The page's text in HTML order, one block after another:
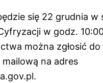
się 22 grudnia w
w godz.
można zgłosić do
na adres